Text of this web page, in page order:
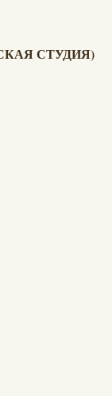
СТУДИЯ)